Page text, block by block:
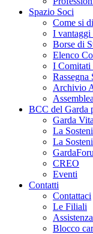
Spazio Soci
Come si
I vantaggi
Borse di
Elenco
I Comitati
Rassegna
Archivio
BCC del Garda
Garda Vita
La
La
CREO
Eventi
Contatti
Contattaci
Le Filiali
Blocco